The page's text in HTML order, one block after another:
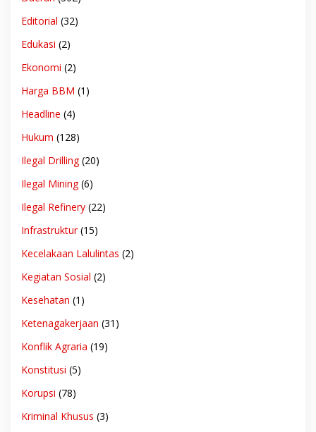
Editorial (32)
Edukasi (2)
Ekonomi (2)
Harga BBM (1)
Headline (4)
Hukum (128)
Ilegal Drilling(20)
Ilegal Mining(6)
Ilegal Refinery (22)
Infrastruktur(15)
Kecelakaan Lalulintas (2)
Kegiatan Sosial (2)
Kesehatan (1)
Ketenagakerjaan (31)
Konflik Agraria (19)
Konstitusi (5)
Korupsi (78)
Kriminal Khusus (3)